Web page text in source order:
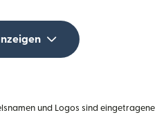
und Logos sind eingetragene